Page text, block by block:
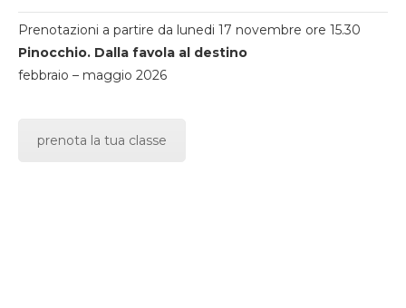
Prenotazioni a partire da lunedi 17 novembre ore 15.30
Pinocchio. Dalla favola al destino
febbraio – maggio 2026
prenota la tua classe